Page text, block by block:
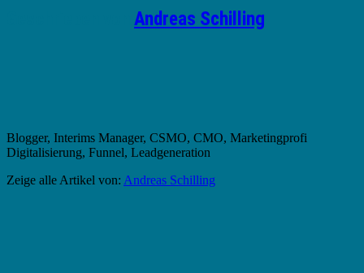
Andreas Schilling
Blogger, Interims Manager, CSMO, CMO, Marketingprofi
Digitalisierung, Funnel, Leadgeneration
Zeige alle Artikel von: Andreas Schilling